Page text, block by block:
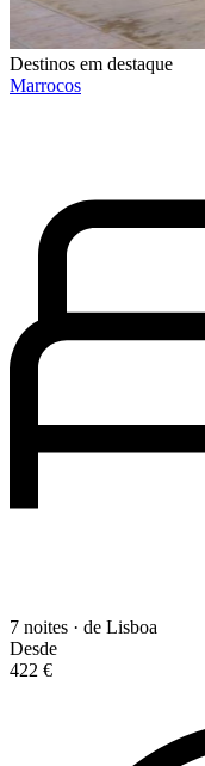
Destinos em destaque
Marrocos
7 noites · de Lisboa
Desde
422 €